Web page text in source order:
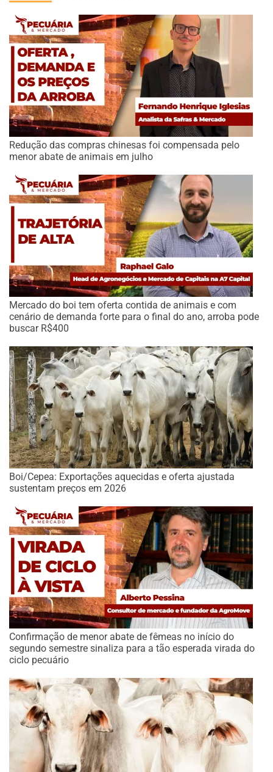
Redução das compras chinesas foi compensada pelo
menor abate de animais em julho
Mercado do boi tem oferta contida de animais e com
cenário de demanda forte para o final do ano, arroba pode
buscar R$400
Boi/Cepea: Exportações aquecidas e oferta ajustada
sustentam preços em 2026
Confirmação de menor abate de fêmeas no início do
segundo semestre sinaliza para a tão esperada virada do
ciclo pecuário